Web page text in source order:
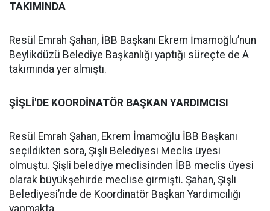
TAKIMINDA
Resül Emrah Şahan, İBB Başkanı Ekrem İmamoğlu’nun
Beylikdüzü Belediye Başkanlığı yaptığı süreçte de A
takımında yer almıştı.
ŞİŞLİ'DE KOORDİNATÖR BAŞKAN YARDIMCISI
Resül Emrah Şahan, Ekrem İmamoğlu İBB Başkanı
seçildikten sora, Şişli Belediyesi Meclis üyesi
olmuştu. Şişli belediye meclisinden İBB meclis üyesi
olarak büyükşehirde meclise girmişti. Şahan, Şişli
Belediyesi’nde de Koordinatör Başkan Yardımcılığı